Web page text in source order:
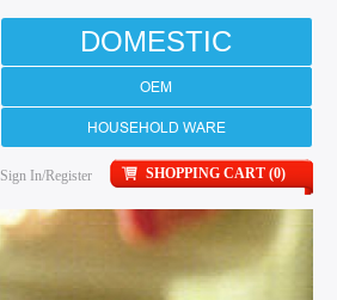
DOMESTIC
OEM
HOUSEHOLD WARE
SHOPPING CART (0)
Sign In/Register